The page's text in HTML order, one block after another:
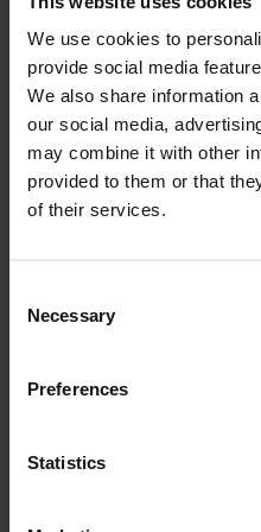
We use cookies to
provide social media
We also share information
our social media,
may combine it with other
provided to them or that
of their services.
Selection
Necessary
Preferences
Statistics
neatsiliktų nuo paklausos.
Žemės ūkis turi
technologijų
jau dabar pilni įrangos.
duomenų apie pasėlius,
remontą, tereikia įdiegti
Drėkinimas yra bene
išradimų, leidžiantis
poreikį. Drėkinimo
Deja, tokia svarba dažnai
Tikimasi, kad dėl